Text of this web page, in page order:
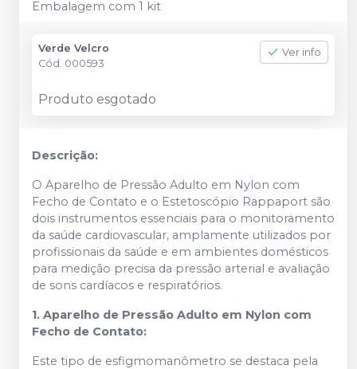
Embalagem com 1 kit
Verde Velcro
Cód. 000593
Ver info
Produto esgotado
Descrição:
O Aparelho de Pressão Adulto em Nylon com
Fecho de Contato e o Estetoscópio Rappaport são
dois instrumentos essenciais para o monitoramento
da saúde cardiovascular, amplamente utilizados por
profissionais da saúde e em ambientes domésticos
para medição precisa da pressão arterial e avaliação
de sons cardíacos e respiratórios.
1. Aparelho de Pressão Adulto em Nylon com
Fecho de Contato:
Este tipo de esfigmomanômetro se destaca pela